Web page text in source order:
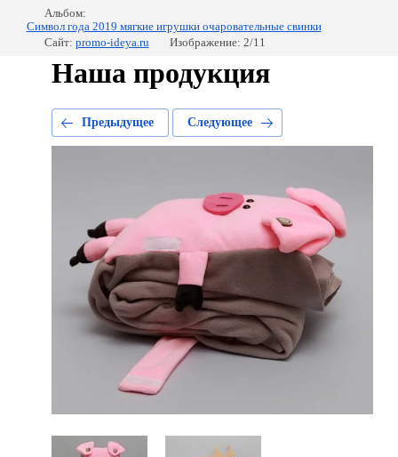
Альбом:
Символ года 2019 мягкие игрушки очаровательные свинки
Сайт: promo-ideya.ru Изображение: 2/11
Наша продукция
Предыдущее Следующее